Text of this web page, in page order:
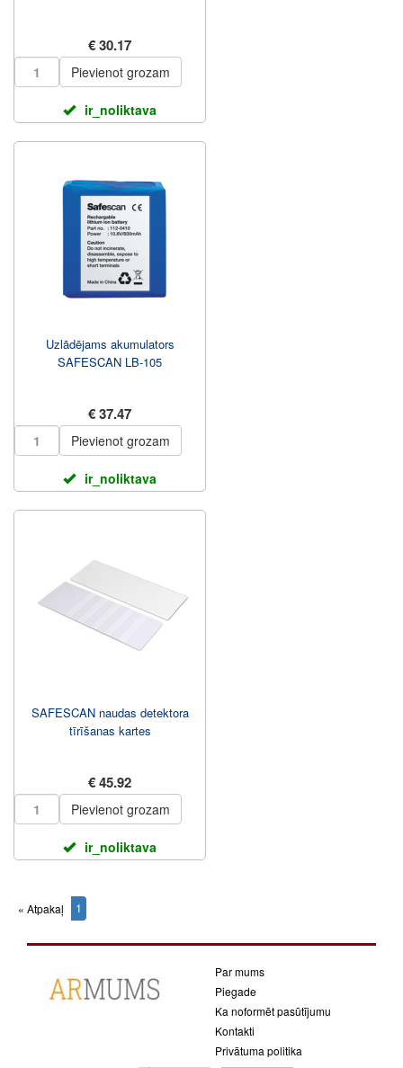
€ 30.17
Pievienot grozam
ir_noliktava
Uzlādējams akumulators
SAFESCAN LB-105
€ 37.47
Pievienot grozam
ir_noliktava
SAFESCAN naudas detektora
tīrīšanas kartes
€ 45.92
Pievienot grozam
ir_noliktava
« Atpakaļ 1
Par mums
Piegade
Ka noformēt pasūtījumu
Kontakti
Privātuma politika